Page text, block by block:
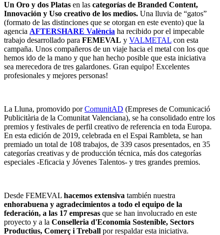
Un Oro y dos Platas en las categorías de Branded Content,
Innovación y Uso creativo de los medios. Una lluvia de “gatos”
(formato de las distinciones que se otorgan en este evento) que la
agencia AFTERSHARE València ha recibido por el impecable
trabajo desarrollado para FEMEVAL y VALMETAL con esta
campaña. Unos compañeros de un viaje hacia el metal con los que
hemos ido de la mano y que han hecho posible que esta iniciativa
sea merecedora de tres galardones. Gran equipo! Excelentes
profesionales y mejores personas!
La Lluna, promovido porComunitAD (Empreses de Comunicació
Publicitària de la Comunitat Valenciana), se ha consolidado entre los
premios y festivales de perfil creativo de referencia en toda Europa.
En esta edición de 2019, celebrada en el Espai Rambleta, se han
premiado un total de 108 trabajos, de 339 casos presentados, en 35
categorías creativas y de producción técnica, más dos categorías
especiales -Eficacia y Jóvenes Talentos- y tres grandes premios.
Desde FEMEVAL hacemos extensiva también nuestra
enhorabuena y agradecimientos a todo el equipo de la
federación, a las 17 empresas que se han involucrado en este
proyecto y a la Conselleria d'Economia Sostenible, Sectors
Productius, Comerç i Treball por respaldar esta iniciativa.